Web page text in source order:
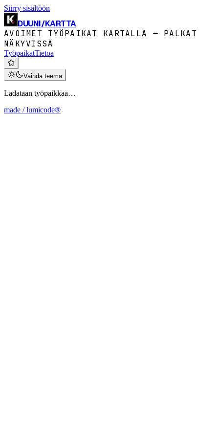
Siirry sisältöön
DUUNI/KARTTA
AVOIMET TYÖPAIKAT KARTALLA — PALKAT
NÄKYVISSÄ
TyöpaikatTietoa
Vaihda teema
Ladataan työpaikkaa…
made / lumicode®